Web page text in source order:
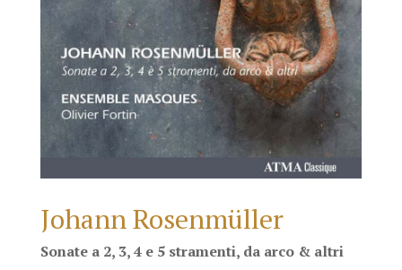
Johann Rosenmüller
Sonate a 2, 3, 4 e 5 stramenti, da arco & altri